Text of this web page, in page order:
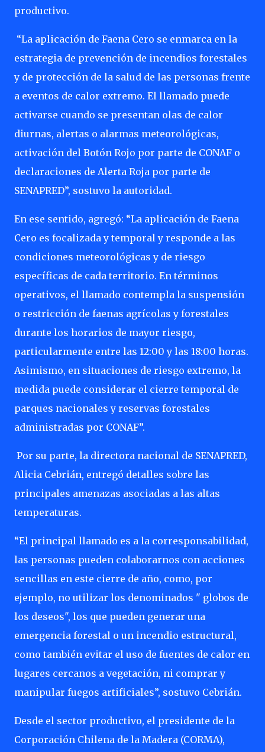
productivo.
“La aplicación de Faena Cero se enmarca en la
estrategia de prevención de incendios forestales
y de protección de la salud de las personas frente
a eventos de calor extremo. El llamado puede
activarse cuando se presentan olas de calor
diurnas, alertas o alarmas meteorológicas,
activación del Botón Rojo por parte de CONAF o
declaraciones de Alerta Roja por parte de
SENAPRED”, sostuvo la autoridad.
En ese sentido, agregó: “La aplicación de Faena
Cero es focalizada y temporal y responde a las
condiciones meteorológicas y de riesgo
específicas de cada territorio. En términos
operativos, el llamado contempla la suspensión
o restricción de faenas agrícolas y forestales
durante los horarios de mayor riesgo,
particularmente entre las 12:00 y las 18:00 horas.
Asimismo, en situaciones de riesgo extremo, la
medida puede considerar el cierre temporal de
parques nacionales y reservas forestales
administradas por CONAF”.
Por su parte, la directora nacional de SENAPRED,
Alicia Cebrián, entregó detalles sobre las
principales amenazas asociadas a las altas
temperaturas.
“El principal llamado es a la corresponsabilidad,
las personas pueden colaborarnos con acciones
sencillas en este cierre de año, como, por
ejemplo, no utilizar los denominados " globos de
los deseos", los que pueden generar una
emergencia forestal o un incendio estructural,
como también evitar el uso de fuentes de calor en
lugares cercanos a vegetación, ni comprar y
manipular fuegos artificiales”, sostuvo Cebrián.
Desde el sector productivo, el presidente de la
Corporación Chilena de la Madera (CORMA),